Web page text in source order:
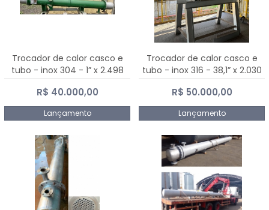
Trocador de calor casco e
tubo - inox 304 - 1” x 2.498
mm
R$ 40.000,00
Lançamento
Trocador de calor casco e
tubo - inox 316 - 38,1” x 2.030
mm
R$ 50.000,00
Lançamento